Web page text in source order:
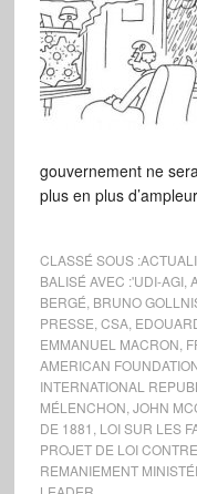
gouvernement ne
plus en plus
CLASSÉ SOUS :
BALISÉ AVEC :'UDI-AGI,
BERGÉ BRUNO
PRESSE CSA,
EMMANUEL MACRON
AMERICAN
INTERNATIONAL
MÉLENCHON JOHN
DE 1881 LOI SUR LES
PROJET DE LOI
REMANIEMENT